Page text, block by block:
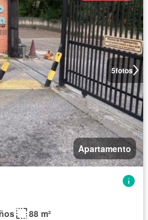
5fotos
Apartamento
88 m²